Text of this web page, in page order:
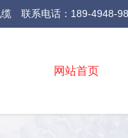
缆 联系电话：189-4948-
网站首页